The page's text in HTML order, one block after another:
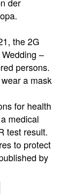
the 2G
–
persons.
a mask
for health
medical
test result.
to protect
by